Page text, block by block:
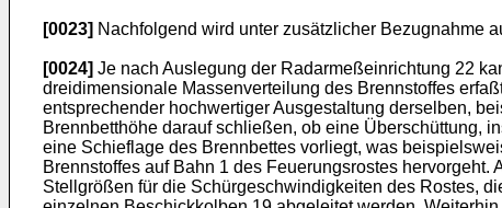
[0023] Nachfolgend wird unter zusätzlicher Bezugnahme
[0024] Je nach Auslegung der Radarmeßeinrichtung 22
dreidimensionale Massenverteilung des Brennstoffes
entsprechender hochwertiger Ausgestaltung derselben,
Brennbetthöhe darauf schließen, ob eine Überschüttung,
eine Schieflage des Brennbettes vorliegt, was
Brennstoffes auf Bahn 1 des Feuerungsrostes
Stellgrößen für die Schürgeschwindigkeiten des Rostes,